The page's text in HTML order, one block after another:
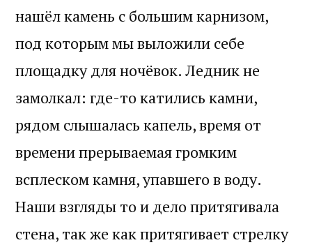
нашёл камень с большим карнизом,
под которым мы выложили себе
площадку для ночёвок. Ледник не
замолкал: где-то катились камни,
рядом слышалась капель, время от
времени прерываемая громким
всплеском камня, упавшего в воду.
Наши взгляды то и дело притягивала
стена, так же как притягивает стрелку